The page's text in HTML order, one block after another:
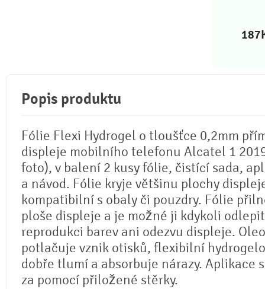
187
Popis produktu
Fólie Flexi Hydrogel o tloušťce 0,2mm
displeje mobilního telefonu Alcatel 1
foto), v balení 2 kusy fólie, čistící sada,
a návod. Fólie kryje většinu plochy
kompatibilní s obaly či pouzdry. Fólie
ploše displeje a je možné ji kdykoli
reprodukci barev ani odezvu displeje.
potlačuje vznik otisků, flexibilní
dobře tlumí a absorbuje nárazy. Aplikace
za pomocí přiložené stěrky.